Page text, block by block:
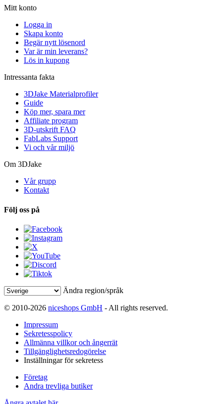
Mitt konto
Logga in
Skapa konto
Begär nytt lösenord
Var är min leverans?
Lös in kupong
Intressanta fakta
3DJake Materialprofiler
Guide
Köp mer, spara mer
Affiliate program
3D-utskrift FAQ
FabLabs Support
Vi och vår miljö
Om 3DJake
Vår grupp
Kontakt
Följ oss på
Ändra region/språk
© 2010-2026 niceshops GmbH - All rights reserved.
Impressum
Sekretesspolicy
Allmänna villkor och ångerrät
Tillgänglighetsredogörelse
Inställningar för sekretess
Företag
Andra trevliga butiker